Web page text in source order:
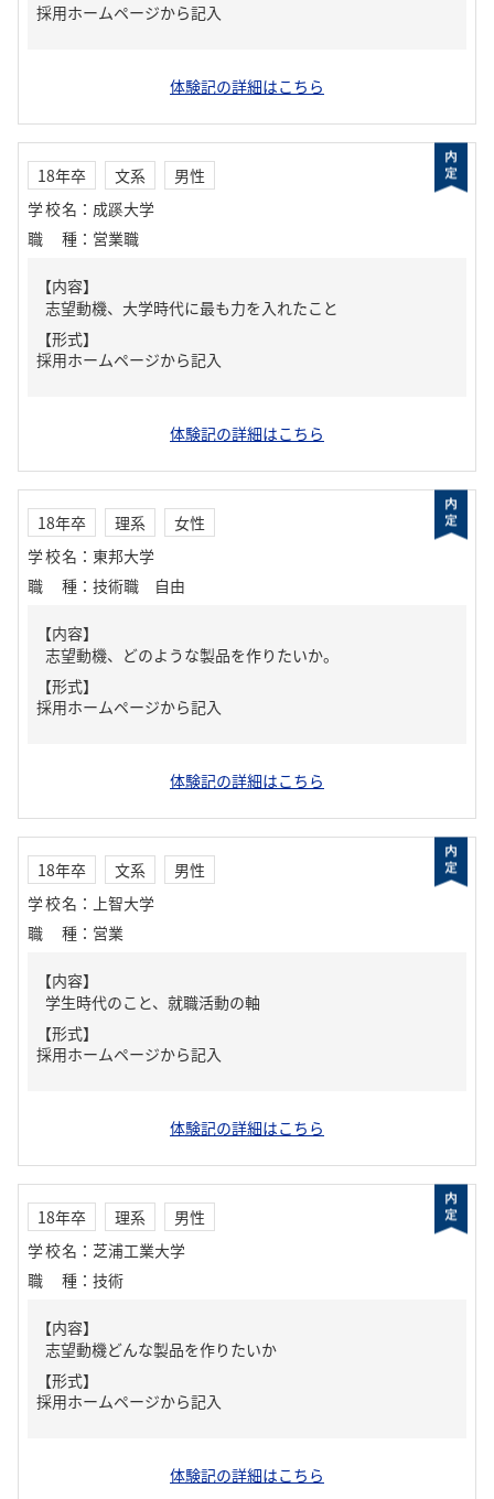
採用ホームページから記入
体験記の詳細はこちら
18年卒 文系
男性
学校名 ： 成蹊大学
職種 ： 営業職
【内容】
志望動機、大学時代に最も力を入れたこと
【形式】
採用ホームページから記入
体験記の詳細はこちら
18年卒 理系
女性
学校名 ： 東邦大学
職種 ： 技術職 自由
【内容】
志望動機、どのような製品を作りたいか。
【形式】
採用ホームページから記入
体験記の詳細はこちら
18年卒 文系
男性
学校名 ： 上智大学
職種 ： 営業
【内容】
学生時代のこと、就職活動の軸
【形式】
採用ホームページから記入
体験記の詳細はこちら
18年卒 理系
男性
学校名 ： 芝浦工業大学
職種 ： 技術
【内容】
志望動機どんな製品を作りたいか
【形式】
採用ホームページから記入
体験記の詳細はこちら